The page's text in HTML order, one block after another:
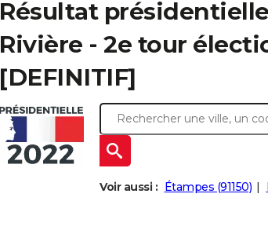
Résultat
Rivière - 2e tour
[DEFINITIF]
Voir aussi : Étampes (91150)